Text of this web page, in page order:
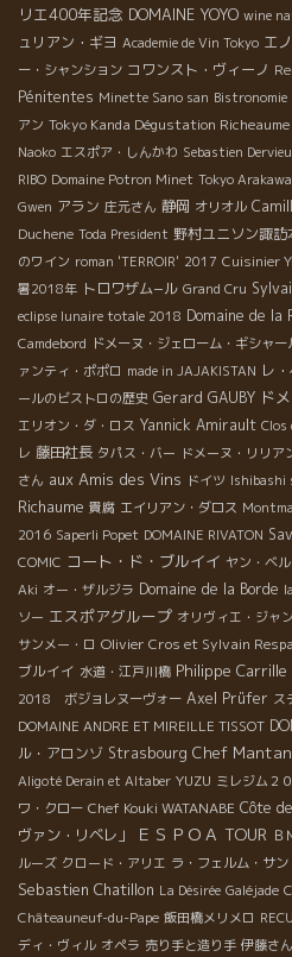
リエ400年記念 DOMAINE YOYO wine
ュリアン・ギヨ Academie de Vin Tokyo エ
ー・シャンション コワンスト・ヴィーノ
Pénitentes Minette Sano san Bistronomie
アン Tokyo Kanda Dégustation Richeaume
Naoko エスポア・しんかわ Sebastien
RIBO Domaine Potron Minet Tokyo
Gwen アラン 庄元さん 静岡 オリオル
Duchene Toda President 野村ユニソン諏訪
のワイン roman 'TERROIR' 2017 Cuisinier
暑2018年 トロワザム−ル Grand Cru
eclipse lunaire totale 2018 Domaine de la
Camdebord ドメーヌ・ジェローム・ギシャー
ァンティ・ポポロ made in JAJAKISTAN レ
ールのビストロの歴史 Gerard GAUBY ド
エリオン・ダ・ロス Yannick Amirault Clos
レ 藤田社長 タパス・バー ドメーヌ・リリア
さん aux Amis des Vins ドイツ Ishibashi
Richaume 貴腐 エイリアン・ダロス
2016 Saperli Popet DOMAINE RIVATON
COMIC コート・ド・ブルイイ ヤン・ベ
Aki オー・ザルジラ Domaine de la Borde
ソー エスポアグループ オリヴィエ・ジャ
サンメー・ロ Olivier Cros et Sylvain
ブルイイ 水道・江戸川橋 Philippe Carrille
2018 ボジョレヌーヴォー Axel Prüfer ス
DOMAINE ANDRE ET MIREILLE TISSOT
ル・アロンゾ Strasbourg Chef
Aligoté Derain et Altaber YUZU ミレジム２
ワ・クロー Chef Kouki WATANABE Côte
ヴァン・リベレ」
ＥＳＰＯＡ TOUR Ｂ
ルーズ クロード・アリエ ラ・フェルム・サ
Sebastien Chatillon La Désirée Galéjade
Châteauneuf-du-Pape 飯田橋メリメロ
ディ・ヴィル オペラ 売り手と造り手 伊藤さん